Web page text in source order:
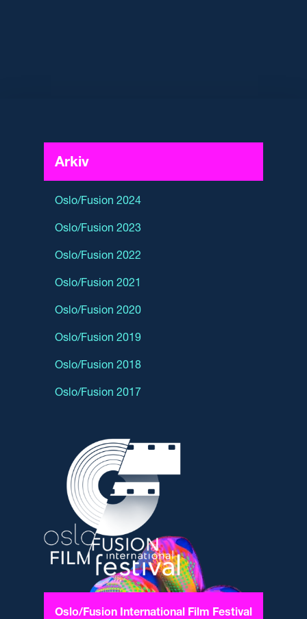
Oslo/Fusion International Film Festival
Arkiv
Oslo/Fusion 2024
Oslo/Fusion 2023
Oslo/Fusion 2022
Oslo/Fusion 2021
Oslo/Fusion 2020
Oslo/Fusion 2019
Oslo/Fusion 2018
Oslo/Fusion 2017